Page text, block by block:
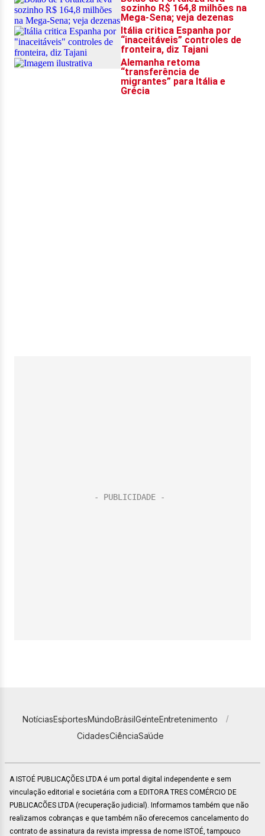
NotíciasEsportesMundoBrasilGenteEntretenimento
CidadesCiênciaSaúde
A ISTOÉ PUBLICAÇÕES LTDA é um portal digital independente e sem
vinculação editorial e societária com a EDITORA TRES COMÉRCIO DE
PUBLICACÕES LTDA (recuperação judicial). Informamos também que não
realizamos cobranças e que também não oferecemos cancelamento do
contrato de assinatura da revista impressa de nome ISTOÉ, tampouco